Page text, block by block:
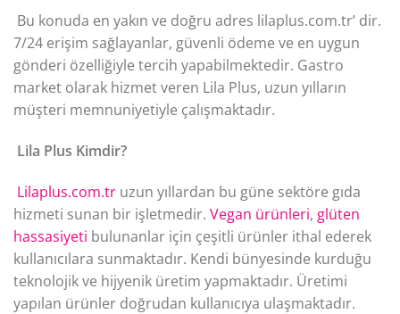
Bu konuda en yakın ve doğru adres lilaplus.com.tr’ dir.
7/24 erişim sağlayanlar, güvenli ödeme ve en uygun
gönderi özelliğiyle tercih yapabilmektedir. Gastro
market olarak hizmet veren Lila Plus, uzun yılların
müşteri memnuniyetiyle çalışmaktadır.
Lila Plus Kimdir?
Lilaplus.com.tr uzun yıllardan bu güne sektöre gıda
hizmeti sunan bir işletmedir. Vegan ürünleri, glüten
hassasiyeti bulunanlar için çeşitli ürünler ithal ederek
kullanıcılara sunmaktadır. Kendi bünyesinde kurduğu
teknolojik ve hijyenik üretim yapmaktadır. Üretimi
yapılan ürünler doğrudan kullanıcıya ulaşmaktadır.